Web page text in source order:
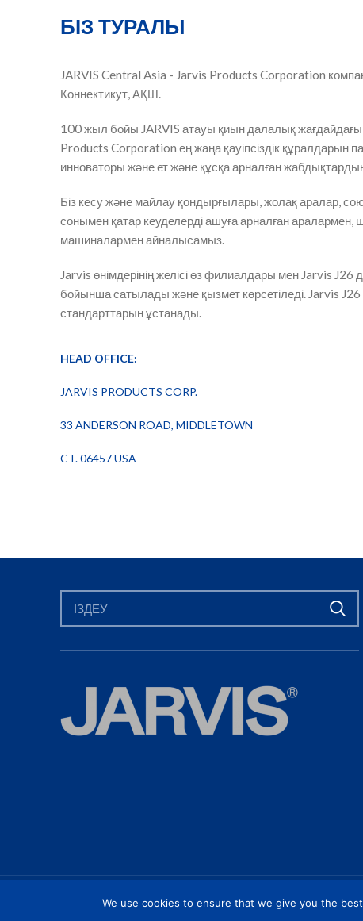
БІЗ ТУРАЛЫ
JARVIS Central Asia - Jarvis Products Corporation
Коннектикут, АҚШ.
100 жыл бойы JARVIS атауы қиын далалық жағдайдағы
Products Corporation ең жаңа қауіпсіздік
инноваторы және ет және құсқа арналған
Біз кесу және майлау қондырғылары, жолақ аралар,
сонымен қатар кеуделерді ашуға арналған
машиналармен айналысамыз.
Jarvis өнімдерінің желісі өз филиалдары мен Jarvis
бойынша сатылады және қызмет көрсетіледі. Jarvis
стандарттарын ұстанады.
HEAD OFFICE:
JARVIS PRODUCTS CORP.
33 ANDERSON ROAD, MIDDLETOWN
CT. 06457 USA
JARVIS PRODUCTS 2026 | DESIGNED & DEVELOPED BY
We use cookies to ensure that we give you the